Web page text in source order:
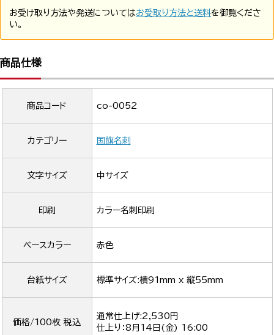
お受け取り方法や発送についてはお受取り方法と送料を御覧くださ
い。
商品仕様
商品コード co-0052
カテゴリー 国旗名刺
文字サイズ 中サイズ
印刷 カラー名刺印刷
ベースカラー 赤色
台紙サイズ 標準サイズ:横91mm x 縦55mm
価格/100枚 税込
通常仕上げ:2,530円
仕上り：8月14日(金) 16:00